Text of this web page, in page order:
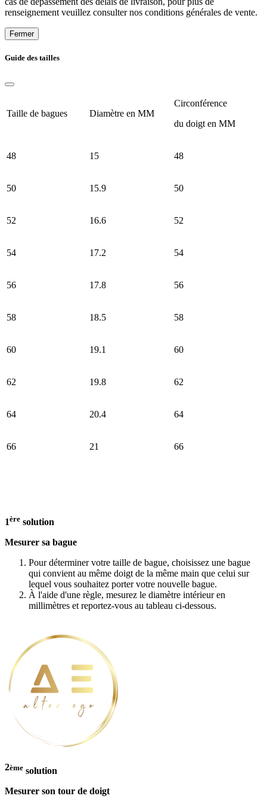
renseignement veuillez consulter nos conditions générales de vente.
Fermer
Guide des tailles
Taille de bagues Diamètre en MM
Circonférence
du doigt en MM
48 15 48
50 15.9 50
52 16.6 52
54 17.2 54
56 17.8 56
58 18.5 58
60 19.1 60
62 19.8 62
64 20.4 64
66 21 66
1ère solution
Mesurer sa bague
Pour déterminer votre taille de bague, choisissez une bague
qui convient au même doigt de la même main que celui sur
lequel vous souhaitez porter votre nouvelle bague.
À l'aide d'une règle, mesurez le diamètre intérieur en
millimètres et reportez-vous au tableau ci-dessous.
2ème solution
Mesurer son tour de doigt